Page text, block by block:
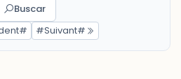
Buscar
#Suivant#